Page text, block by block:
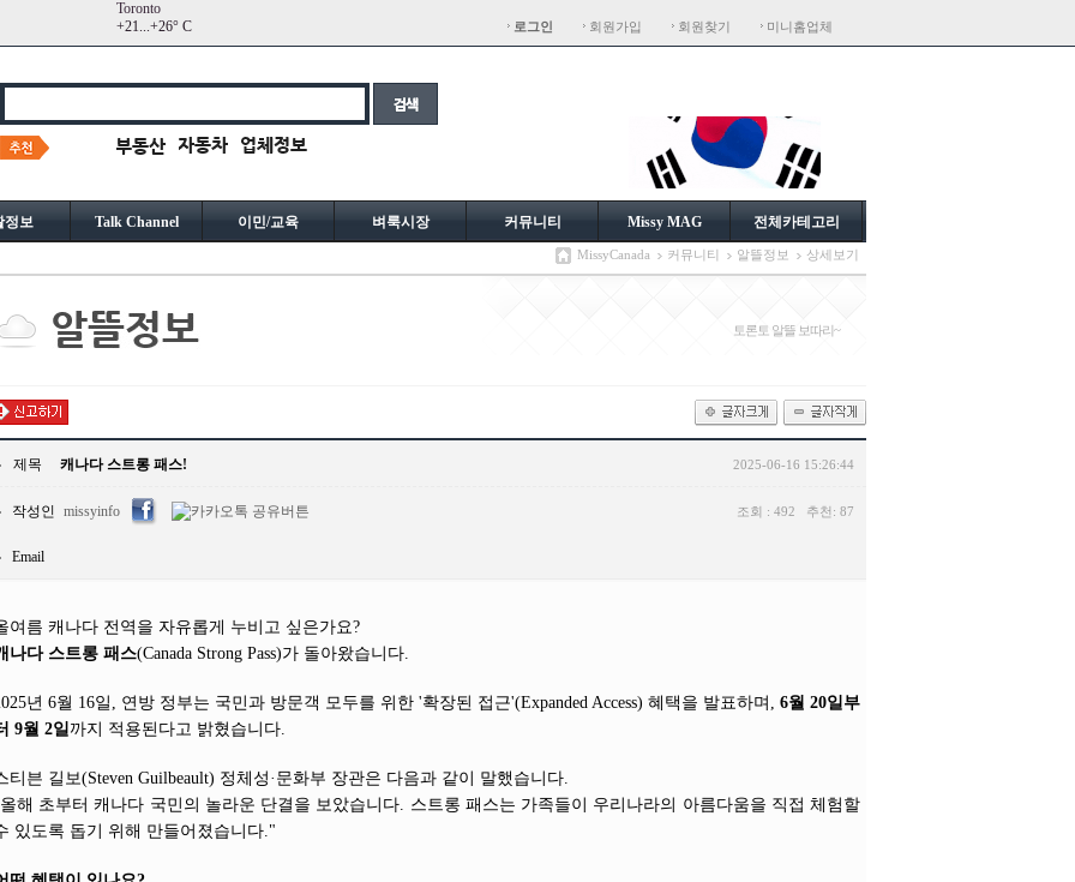
Toronto
+21...+26° C 로그인 회원가입 회원찾기 미니홈업체
정보 Talk Channel 이민/교육 벼룩시장 커뮤니티 Missy MAG 전체카테고리
MissyCanada 커뮤니티 알뜰정보 상세보기
토론토 알뜰 보따리~
제목 캐나다 스트롱 패스! 2025-06-16 15:26:44
작성인 missyinfo 조회 : 492 추천: 87
Email
여름 캐나다 전역을 자유롭게 누비고 싶은가요?
나다 스트롱 패스(Canada Strong Pass)가 돌아왔습니다.
년 6월 16일, 연방 정부는 국민과 방문객 모두를 위한 '확장된 접근'(Expanded Access) 혜택을 발표하며, 6월 20일부
9월 2일 까지 적용된다고 밝혔습니다.
티븐 길보(Steven Guilbeault) 정체성·문화부 장관은 다음과 같이 말했습니다.
해 초부터 캐나다 국민의 놀라운 단결을 보았습니다. 스트롱 패스는 가족들이 우리나라의 아름다움을 직접 체험할
있도록 돕기 위해 만들어졌습니다."